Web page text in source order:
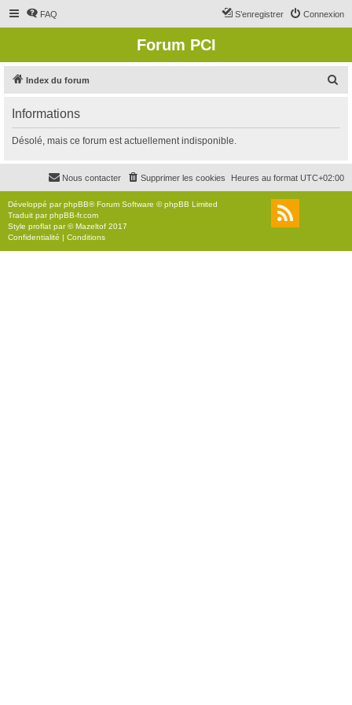
FAQ Connexion
S’enregistrer
Forum PCI
Index du forum
r
c
r
Informations
Désolé, mais ce forum est actuellement indisponible.
Heures au format UTC+02:00
Supprimer les cookies
Nous contacter
Développé parphpBB® Forum Software © phpBB Limited
Traduit parphpBB-fr.com
Style proflat par ©Mazeltof 2017
Confidentialité | Conditions